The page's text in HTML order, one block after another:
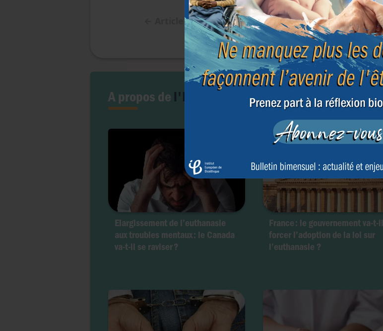
Article précédent
A propos de l'Euthanasie
Elargissement de l’euthanasie
aux troubles mentaux : le Canada
va-t-il se raviser ?
France : le gouvernement va-t-il
forcer l’adoption de la loi sur
l’euthanasie ?